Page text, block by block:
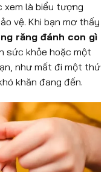
xem là biểu tượng
vệ. Khi bạn mơ thấy
răng đánh con gì
sức khỏe hoặc một
như mất đi một thứ
khăn đang đến.